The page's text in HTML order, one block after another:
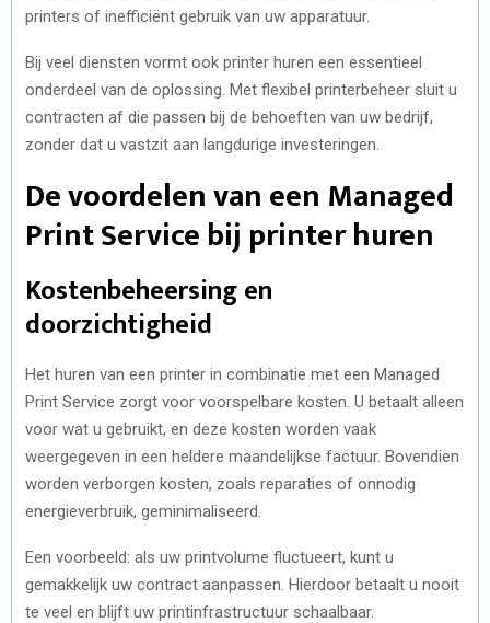
printers of inefficiënt gebruik van uw apparatuur.
Bij veel diensten vormt ook printer huren een essentieel
onderdeel van de oplossing. Met flexibel printerbeheer sluit u
contracten af die passen bij de behoeften van uw bedrijf,
zonder dat u vastzit aan langdurige investeringen.
De voordelen van een Managed
Print Service bij printer huren
Kostenbeheersing en
doorzichtigheid
Het huren van een printer in combinatie met een Managed
Print Service zorgt voor voorspelbare kosten. U betaalt alleen
voor wat u gebruikt, en deze kosten worden vaak
weergegeven in een heldere maandelijkse factuur. Bovendien
worden verborgen kosten, zoals reparaties of onnodig
energieverbruik, geminimaliseerd.
Een voorbeeld: als uw printvolume fluctueert, kunt u
gemakkelijk uw contract aanpassen. Hierdoor betaalt u nooit
te veel en blijft uw printinfrastructuur schaalbaar.